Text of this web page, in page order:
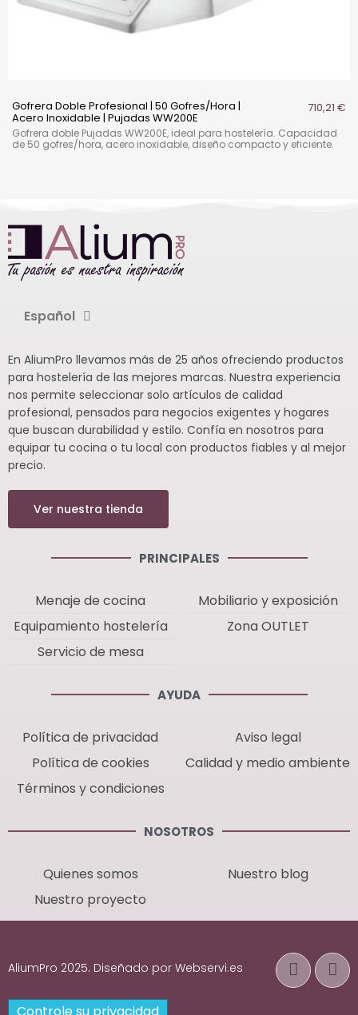
Gofrera Doble Profesional | 50 Gofres/Hora |
Acero Inoxidable | Pujadas WW200E
710,21 €
Gofrera doble Pujadas WW200E, ideal para hostelería. Capacidad
de 50 gofres/hora, acero inoxidable, diseño compacto y eficiente.
Español
En AliumPro llevamos más de 25 años ofreciendo productos
para hostelería de las mejores marcas. Nuestra experiencia
nos permite seleccionar solo artículos de calidad
profesional, pensados para negocios exigentes y hogares
que buscan durabilidad y estilo. Confía en nosotros para
equipar tu cocina o tu local con productos fiables y al mejor
precio.
Ver nuestra tienda
PRINCIPALES
Menaje de cocina
Equipamiento hostelería
Servicio de mesa
Mobiliario y exposición
Zona OUTLET
AYUDA
Política de privacidad
Política de cookies
Términos y condiciones
Aviso legal
Calidad y medio ambiente
NOSOTROS
Quienes somos
Nuestro proyecto
Nuestro blog
AliumPro 2025. Diseñado por Webservi.es
Controle su privacidad